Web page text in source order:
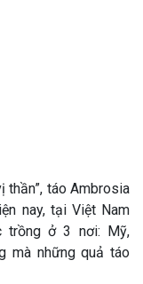
thần”, táo Ambrosia
nay, tại Việt Nam
trồng ở 3 nơi: Mỹ,
mà những quả táo